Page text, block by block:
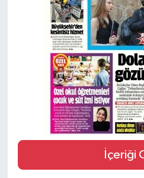
İçeriği
DÜNYA
EĞİTİM
TURİZM
RÖPORTAJ
VİDEO HABERLER
YAZARLAR